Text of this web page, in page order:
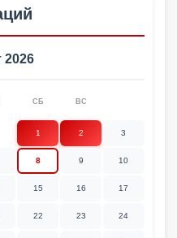
2026
СБ ВС
1 2 3
8 9 10
15 16 17
22 23 24